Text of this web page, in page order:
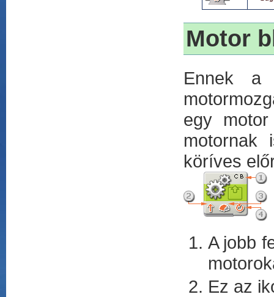
Motor
Ennek a
egy
motornak
köríves
A jobb
Ez az